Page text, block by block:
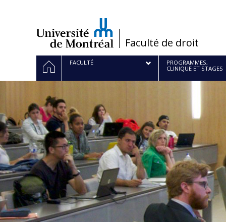
/Faculté de droit
Navigation
principale
ACCUEILFACULTÉ
PROGRAMMES,
CLINIQUE ET STAGES